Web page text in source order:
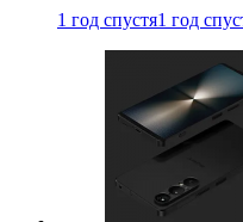
1 год спустя1 год